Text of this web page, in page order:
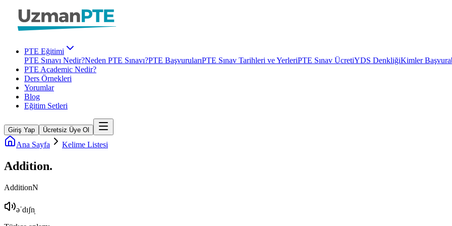
PTE Eğitimi
PTE Sınavı Nedir?Neden PTE Sınavı?PTE BaşvurularıPTE Sınav Tarihleri ve YerleriPTE Sınav ÜcretiYDS DenkliğiKimler
PTE Academic Nedir?
Ders Örnekleri
Yorumlar
Blog
Eğitim Setleri
Giriş Yap Ücretsiz Üye Ol
Ana Sayfa Kelime Listesi
Addition.
AdditionN
əˈdɪʃn̩